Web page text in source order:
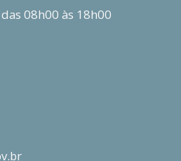
08h00 às 18h00